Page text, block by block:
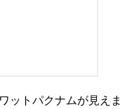
ットパクナムが見えま